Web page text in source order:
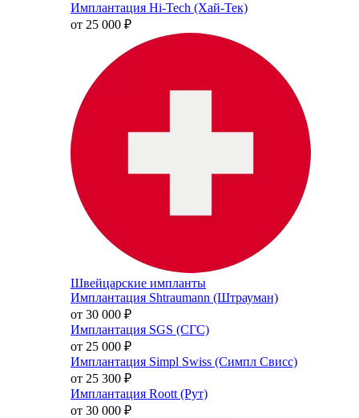
Имплантация Hi-Tech (Хай-Тек)
от 25 000 ₽
Швейцарские импланты
Имплантация Shtraumann (Штрауман)
от 30 000 ₽
Имплантация SGS (СГС)
от 25 000 ₽
Имплантация Simpl Swiss (Симпл Свисс)
от 25 300 ₽
Имплантация Roott (Рут)
от 30 000 ₽